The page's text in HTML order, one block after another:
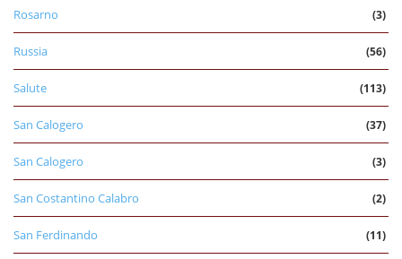
Rosarno (3)
Russia (56)
Salute (113)
San Calogero (37)
San Calogero (3)
San Costantino Calabro (2)
San Ferdinando (11)